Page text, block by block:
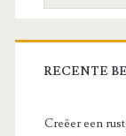
RECENTE
Creëer een